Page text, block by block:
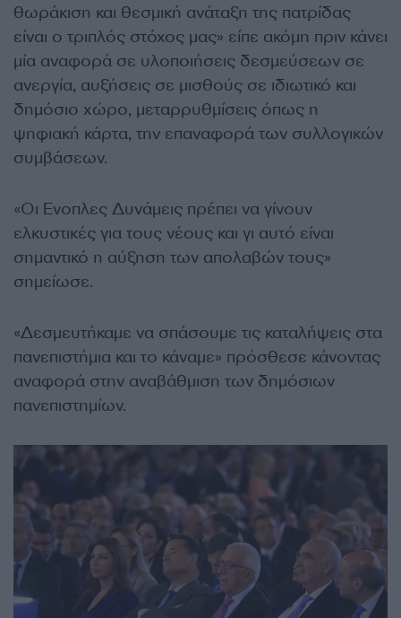
θωράκιση και θεσμική ανάταξη της πατρίδας
είναι ο τριπλός στόχος μας» είπε ακόμη πριν κάνει
μία αναφορά σε υλοποιήσεις δεσμεύσεων σε
ανεργία, αυξήσεις σε μισθούς σε ιδιωτικό και
δημόσιο χώρο, μεταρρυθμίσεις όπως η
ψηφιακή κάρτα, την επαναφορά των συλλογικών
συμβάσεων.
«Οι Ενοπλες Δυνάμεις πρέπει να γίνουν
ελκυστικές για τους νέους και γι αυτό είναι
σημαντικό η αύξηση των απολαβών τους»
σημείωσε.
«Δεσμευτήκαμε να σπάσουμε τις καταλήψεις στα
πανεπιστήμια και το κάναμε» πρόσθεσε κάνοντας
αναφορά στην αναβάθμιση των δημόσιων
πανεπιστημίων.